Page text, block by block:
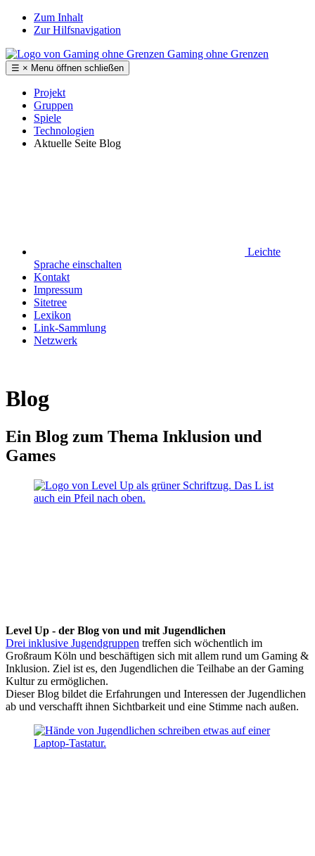
Zum Inhalt
Zur Hilfsnavigation
Gaming ohne Grenzen
☰ × Menu öffnen schließen
Projekt
Gruppen
Spiele
Technologien
Aktuelle Seite Blog
Leichte
Sprache einschalten
Kontakt
Impressum
Sitetree
Lexikon
Link-Sammlung
Netzwerk
Blog
Ein Blog zum Thema Inklusion und
Games
Level Up - der Blog von und mit Jugendlichen
Drei inklusive Jugendgruppen treffen sich wöchentlich im
Großraum Köln und beschäftigen sich mit allem rund um Gaming &
Inklusion. Ziel ist es, den Jugendlichen die Teilhabe an der Gaming
Kultur zu ermöglichen.
Dieser Blog bildet die Erfahrungen und Interessen der Jugendlichen
ab und verschafft ihnen Sichtbarkeit und eine Stimme nach außen.